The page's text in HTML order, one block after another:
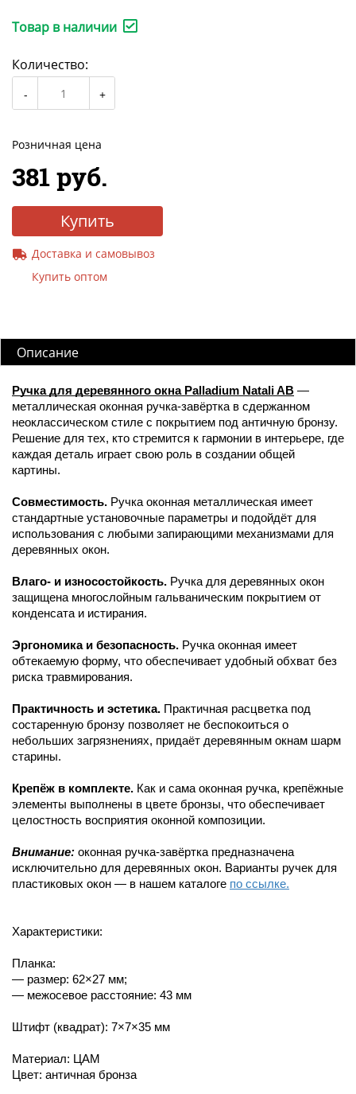
Товар в наличии
Количество:
Розничная цена
381 руб.
Купить
Доставка и самовывоз
Купить оптом
Описание
Ручка для деревянного окна Palladium Natali AB —
металлическая оконная ручка-завёртка в сдержанном
неоклассическом стиле с покрытием под античную бронзу.
Решение для тех, кто стремится к гармонии в интерьере, где
каждая деталь играет свою роль в создании общей
картины.
Совместимость. Ручка оконная металлическая имеет
стандартные установочные параметры и подойдёт для
использования с любыми запирающими механизмами для
деревянных окон.
Влаго- и износостойкость. Ручка для деревянных окон
защищена многослойным гальваническим покрытием от
конденсата и истирания.
Эргономика и безопасность. Ручка оконная имеет
обтекаемую форму, что обеспечивает удобный обхват без
риска травмирования.
Практичность и эстетика. Практичная расцветка под
состаренную бронзу позволяет не беспокоиться о
небольших загрязнениях, придаёт деревянным окнам шарм
старины.
Крепёж в комплекте. Как и сама оконная ручка, крепёжные
элементы выполнены в цвете бронзы, что обеспечивает
целостность восприятия оконной композиции.
Внимание: оконная ручка-завёртка предназначена
исключительно для деревянных окон. Варианты ручек для
пластиковых окон — в нашем каталоге по ссылке.
Характеристики:
Планка:
— размер: 62×27 мм;
— межосевое расстояние: 43 мм
Штифт (квадрат): 7×7×35 мм
Материал: ЦАМ
Цвет: античная бронза